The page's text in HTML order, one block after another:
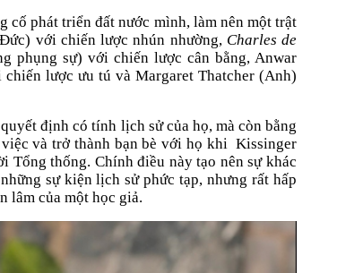
cố phát triển đất nước mình, làm nên một trật
với chiến lược nhún nhường, Charles de
phụng sự) với chiến lược cân bằng, Anwar
lược ưu tú và Margaret Thatcher (Anh)
định có tính lịch sử của họ, mà còn bằng
và trở thành bạn bè với họ khi Kissinger
Tổng thống. Chính điều này tạo nên sự khác
sự kiện lịch sử phức tạp, nhưng rất hấp
lâm của một học giả.